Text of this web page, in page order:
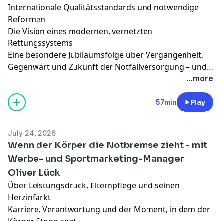
Internationale Qualitätsstandards und notwendige
Reformen
Die Vision eines modernen, vernetzten
Rettungssystems
Eine besondere Jubiläumsfolge über Vergangenheit,
Gegenwart und Zukunft der Notfallversorgung – und
niemals Selbstzweck ist, sondern immer dem Schutz
von Menschenleben dient.
...more
57min Play
July 24, 2026
Wenn der Körper die Notbremse zieht - mit
Werbe- und Sportmarketing-Manager
Oliver Lück
Über Leistungsdruck, Elternpflege und seinen
Herzinfarkt
Karriere, Verantwortung und der Moment, in dem der